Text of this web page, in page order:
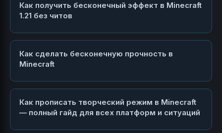
Как получить бесконечный эффект в Minecraft
1.21 без читов
Как сделать бесконечную прочность в
Minecraft
Как прописать творческий режим в Minecraft
— полный гайд для всех платформ и ситуаций